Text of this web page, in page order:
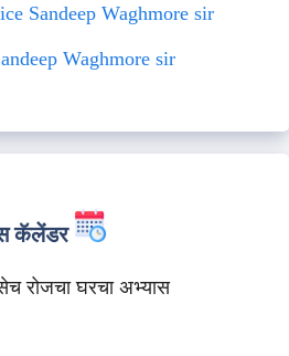
Sandeep Waghmore sir
Waghmore sir
कॅलेंडर
रोजचा घरचा अभ्यास